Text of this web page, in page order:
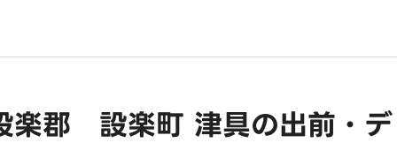
楽郡 設楽町 津具の出前・